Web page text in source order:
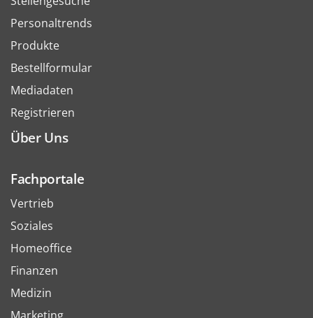
Personaltrends
Produkte
Bestellformular
Mediadaten
Registrieren
Über Uns
Fachportale
Vertrieb
Soziales
Homeoffice
Finanzen
Medizin